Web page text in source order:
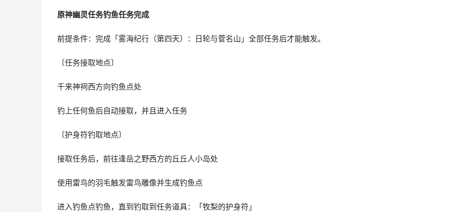
原神幽灵任务钓鱼任务完成
前提条件：完成「雾海纪行（第四天）：日轮与菅名山」全部任务后才能触发。
〔任务接取地点〕
千来神祠西方向钓鱼点处
钓上任何鱼后自动接取，并且进入任务
〔护身符钓取地点〕
接取任务后，前往逢岳之野西方的丘丘人小岛处
使用雷鸟的羽毛触发雷鸟雕像并生成钓鱼点
进入钓鱼点钓鱼，直到钓取到任务道具：「牧梨的护身符」